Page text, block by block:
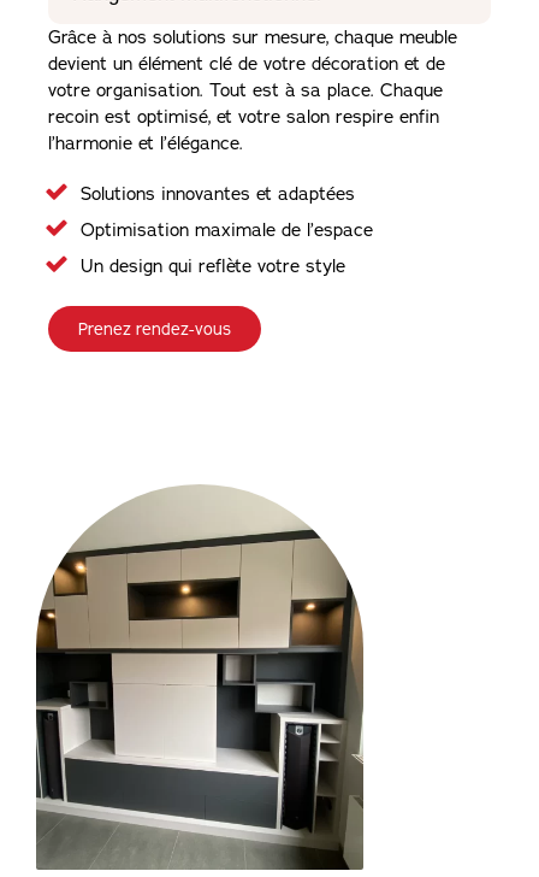
Grâce à nos solutions sur mesure, chaque meuble
devient un élément clé de votre décoration et de
votre organisation. Tout est à sa place. Chaque
recoin est optimisé, et votre salon respire enfin
l’harmonie et l’élégance.
Solutions innovantes et adaptées
Optimisation maximale de l’espace
Un design qui reflète votre style
Prenez rendez-vous